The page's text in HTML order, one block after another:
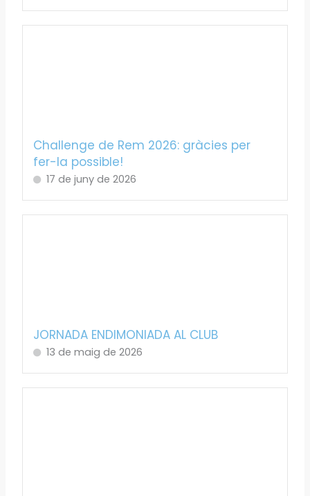
Challenge de Rem 2026: gràcies per
fer-la possible!
17 de juny de 2026
JORNADA ENDIMONIADA AL CLUB
13 de maig de 2026